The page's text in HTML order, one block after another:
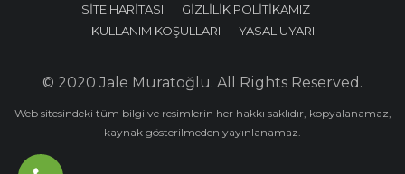
SİTE HARİTASI
GİZLİLİK POLİTİKAMIZ
KULLANIM KOŞULLARI
YASAL UYARI
© 2020 Jale Muratoğlu. All Rights Reserved.
Web sitesindeki tüm bilgi ve resimlerin her hakkı saklıdır, kopyalanamaz,
kaynak gösterilmeden yayınlanamaz.